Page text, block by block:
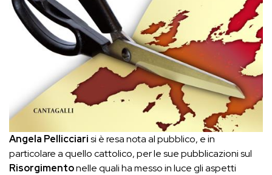
Angela Pellicciarisi è resa nota al pubblico, e in
particolare a quello cattolico, per le sue pubblicazioni sul
Risorgimentonelle quali ha messo in luce gli aspetti